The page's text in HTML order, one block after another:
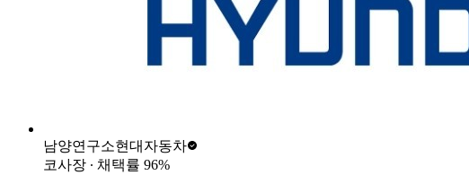
남양연구소현대자동차
코사장 ∙ 채택률 96%